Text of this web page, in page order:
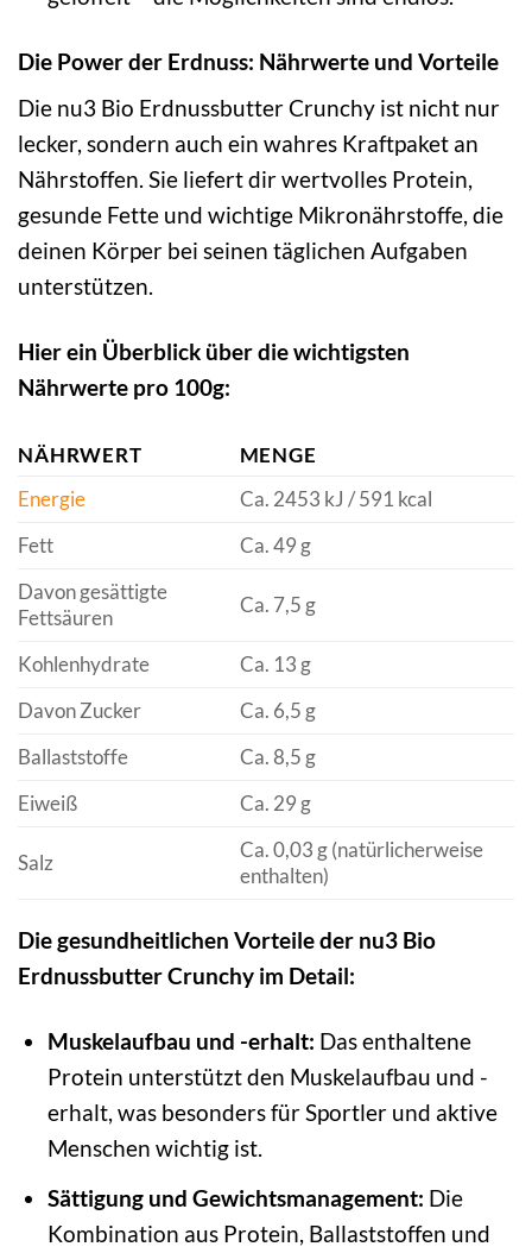
Die Power der Erdnuss: Nährwerte und Vorteile
Die nu3 Bio Erdnussbutter Crunchy ist nicht nur
lecker, sondern auch ein wahres Kraftpaket an
Nährstoffen. Sie liefert dir wertvolles Protein,
gesunde Fette und wichtige Mikronährstoffe, die
deinen Körper bei seinen täglichen Aufgaben
unterstützen.
Hier ein Überblick über die wichtigsten
Nährwerte pro 100g:
NÄHRWERT
MENGE
Energie
Ca. 2453 kJ / 591 kcal
Fett
Ca. 49 g
Davon gesättigte
Fettsäuren
Ca. 7,5 g
Kohlenhydrate
Ca. 13 g
Davon Zucker
Ca. 6,5 g
Ballaststoffe
Ca. 8,5 g
Eiweiß
Ca. 29 g
Salz
Ca. 0,03 g (natürlicherweise
enthalten)
Die gesundheitlichen Vorteile der nu3 Bio
Erdnussbutter Crunchy im Detail:
Muskelaufbau und -erhalt: Das enthaltene
Protein unterstützt den Muskelaufbau und -
erhalt, was besonders für Sportler und aktive
Menschen wichtig ist.
Sättigung und Gewichtsmanagement: Die
Kombination aus Protein, Ballaststoffen und